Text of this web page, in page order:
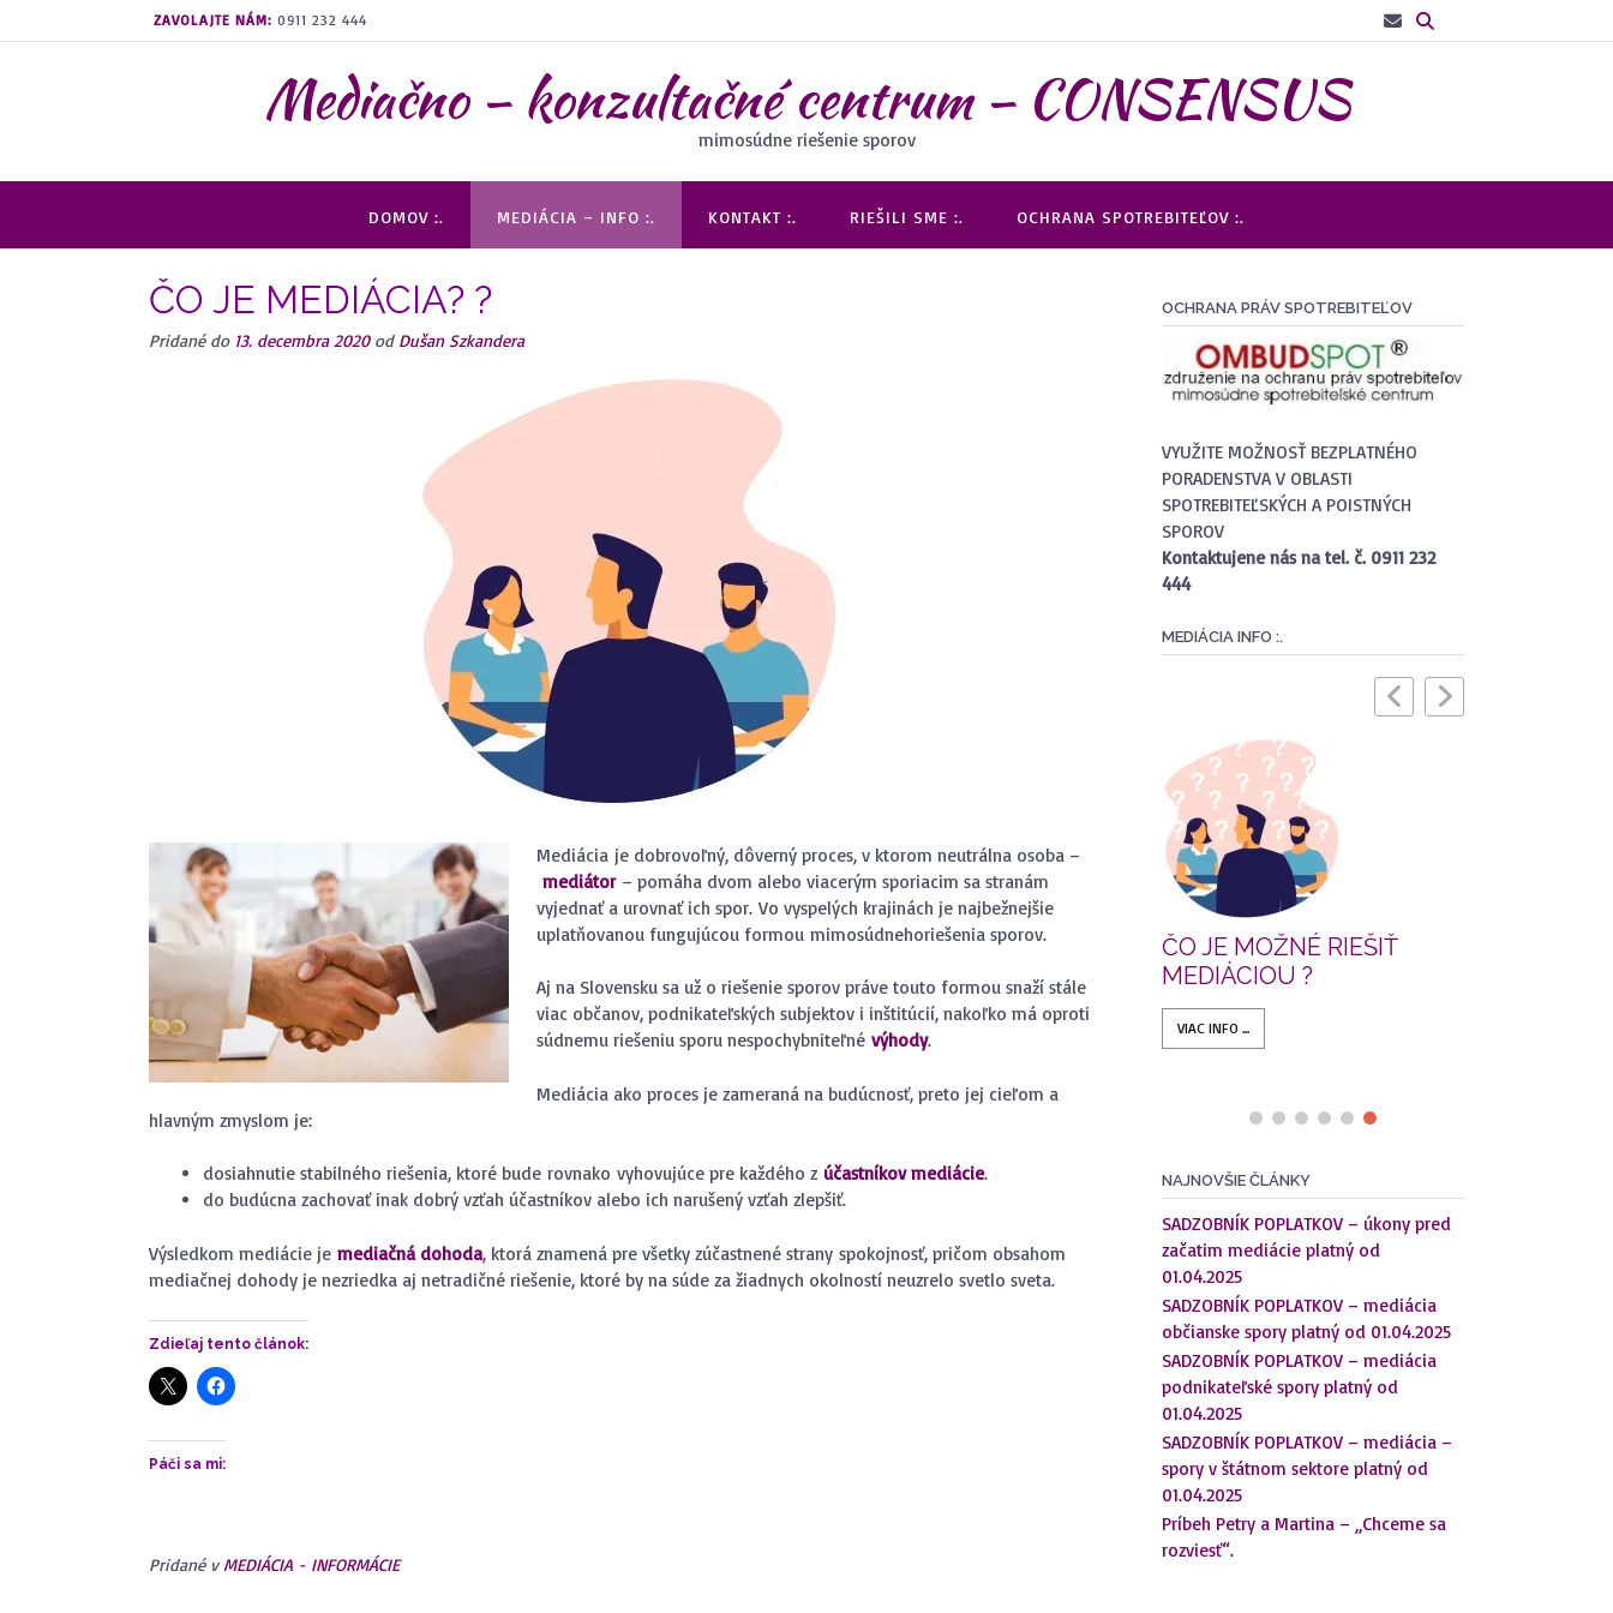
na
ZAVOLAJTE NÁM: 0911 232 444
Mediačno – konzultačné centrum – CONSENSUS
mimosúdne riešenie sporov
DOMOV :. MEDIÁCIA – INFO :. KONTAKT :. RIEŠILI SME :. OCHRANA SPOTREBITEĽOV :.
ČO JE MEDIÁCIA? ?
Pridané do 13. decembra 2020od Dušan Szkandera
Mediácia je dobrovoľný, dôverný proces, v ktorom neutrálna osoba –
mediátor– pomáha dvom alebo viacerým sporiacim sa stranám
vyjednať a urovnať ich spor. Vo vyspelých krajinách je najbežnejšie
uplatňovanou fungujúcou formou mimosúdnehoriešenia sporov.
Aj na Slovensku sa už o riešenie sporov práve touto formou snaží stále
viac občanov, podnikateľských subjektov i inštitúcií, nakoľko má oproti
súdnemu riešeniu sporu nespochybniteľné výhody.
Mediácia ako proces je zameraná na budúcnosť, preto jej cieľom a
hlavným zmyslom je:
dosiahnutie stabilného riešenia, ktoré bude rovnako vyhovujúce pre každého z účastníkov mediácie.
do budúcna zachovať inak dobrý vzťah účastníkov alebo ich narušený vzťah zlepšiť.
Výsledkom mediácie je mediačná dohoda, ktorá znamená pre všetky zúčastnené strany spokojnosť, pričom obsahom
mediačnej dohody je nezriedka aj netradičné riešenie, ktoré by na súde za žiadnych okolností neuzrelo svetlo sveta.
Zdieľaj tento článok:
Páči sa mi:
Pridané vMEDIÁCIA - INFORMÁCIE
OCHRANA PRÁV SPOTREBITEĽOV
VYUŽITE MOŽNOSŤ BEZPLATNÉHO
PORADENSTVA V OBLASTI
SPOTREBITEĽSKÝCH A POISTNÝCH
SPOROV
Kontaktujene nás na tel. č. 0911 232
444
MEDIÁCIA INFO :.
ÚČASTNICI MEDIÁCIE
VIAC INFO ...
MEDIAČNÁ DOHODA
VIAC INFO ...
VÝHODY MEDIÁCIE
VIAC INFO ...
ČO JE MOŽNÉ RIEŠIŤ
MEDIÁCIOU ?
VIAC INFO ...
NAJNOVŠIE ČLÁNKY
SADZOBNÍK POPLATKOV – úkony pred
začatim mediácie platný od
01.04.2025
SADZOBNÍK POPLATKOV – mediácia
občianske spory platný od 01.04.2025
SADZOBNÍK POPLATKOV – mediácia
podnikateľské spory platný od
01.04.2025
SADZOBNÍK POPLATKOV – mediácia –
spory v štátnom sektore platný od
01.04.2025
Príbeh Petry a Martina – „Chceme sa
rozviesť“.